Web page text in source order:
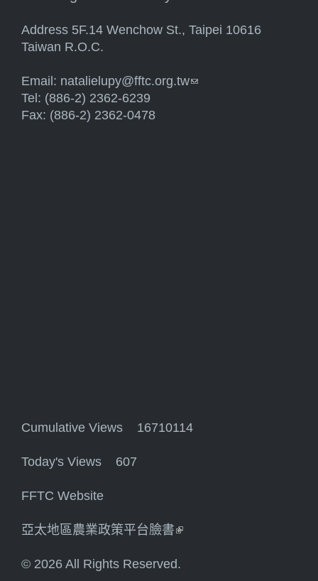
Address 5F.14 Wenchow St., Taipei 10616
Taiwan R.O.C.
Email: natalielupy@fftc.org.tw(link sends e-mail)
Tel: (886-2) 2362-6239
Fax: (886-2) 2362-0478
Cumulative Views 16710114
Today's Views 607
FFTC Website
亞太地區農業政策平台臉書(link is external)
© 2026 All Rights Reserved.